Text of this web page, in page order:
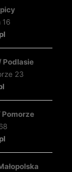
16
Podlasie
23
Pomorze